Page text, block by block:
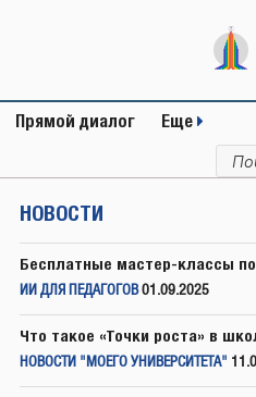
Прямой диалог Еще
НОВОСТИ
Бесплатные мастер-классы
ИИ ДЛЯ ПЕДАГОГОВ 01.09.2025
Что такое «Точки роста» в
НОВОСТИ "МОЕГО УНИВЕРСИТЕТА"